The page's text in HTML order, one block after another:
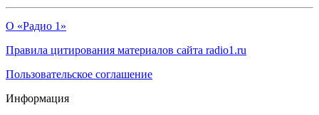
О «Радио 1»
Правила цитирования материалов сайта radio1.ru
Пользовательское соглашение
Информация